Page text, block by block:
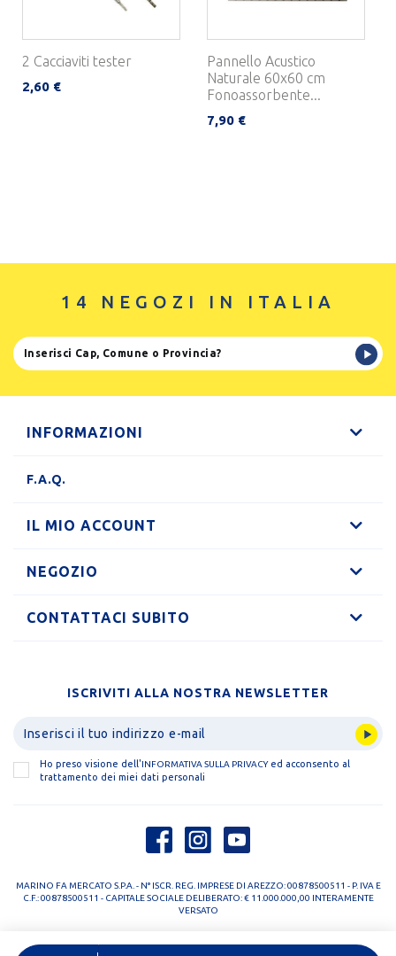
2 Cacciaviti tester
2,60 €
Pannello Acustico
Naturale 60x60 cm
Fonoassorbente...
7,90 €
14 NEGOZI IN ITALIA
INFORMAZIONI
F.A.Q.
IL MIO ACCOUNT
NEGOZIO
CONTATTACI SUBITO
ISCRIVITI ALLA NOSTRA NEWSLETTER
Ho preso visione dell'INFORMATIVA SULLA PRIVACYed acconsento al
trattamento dei miei dati personali
MARINO FA MERCATO S.P.A. - N° ISCR. REG. IMPRESE DI AREZZO: 00878500511 - P. IVA E
C.F.: 00878500511 - CAPITALE SOCIALE DELIBERATO: € 11.000.000,00 INTERAMENTE
VERSATO